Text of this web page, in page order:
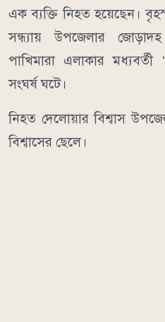
এক ব্যক্তি নিহত হয়েছেন।
সন্ধ্যায় উপজেলার
পাখিমারা এলাকার
সংঘর্ষ ঘটে।
নিহত দেলোয়ার বিশ্বাস
বিশ্বাসের ছেলে।